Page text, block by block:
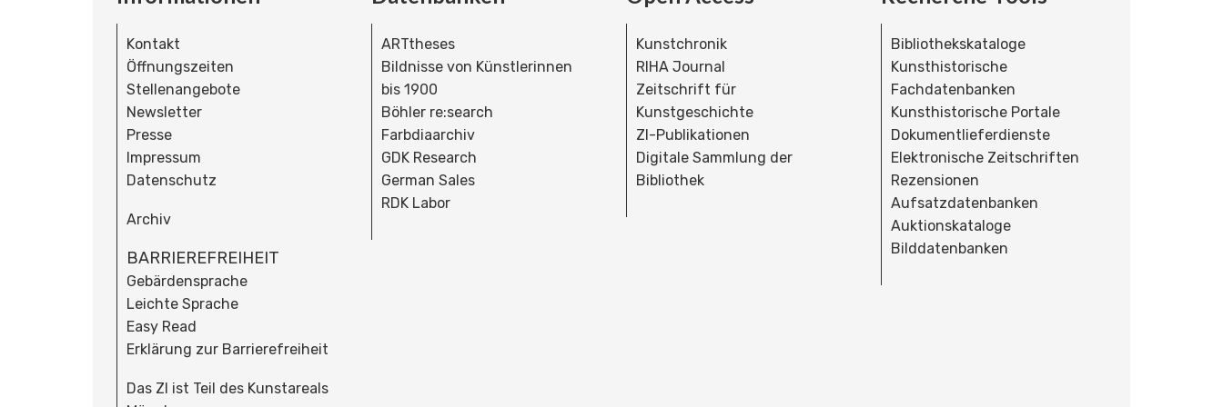
Kontakt
Öffnungszeiten
Stellenangebote
Newsletter
Presse
Impressum
Datenschutz
Archiv
BARRIEREFREIHEIT
Gebärdensprache
Leichte Sprache
Easy Read
Erklärung zur Barrierefreiheit
Das ZI ist Teil des Kunstareals
ARTtheses
Bildnisse von Künstlerinnen
bis 1900
Böhler re:search
Farbdiaarchiv
GDK Research
German Sales
RDK Labor
Kunstchronik
RIHA Journal
Zeitschrift für
Kunstgeschichte
ZI-Publikationen
Digitale Sammlung der
Bibliothek
Bibliothekskataloge
Kunsthistorische
Fachdatenbanken
Kunsthistorische Portale
Dokumentlieferdienste
Elektronische Zeitschriften
Rezensionen
Aufsatzdatenbanken
Auktionskataloge
Bilddatenbanken